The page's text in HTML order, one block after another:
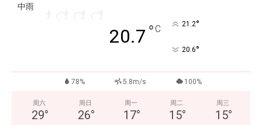
中雨
20.7 °C 21.2°
20.6°
78% 5.8m/s 100%
周六
29°
周日
26°
周一
17°
周二
15°
周三
15°